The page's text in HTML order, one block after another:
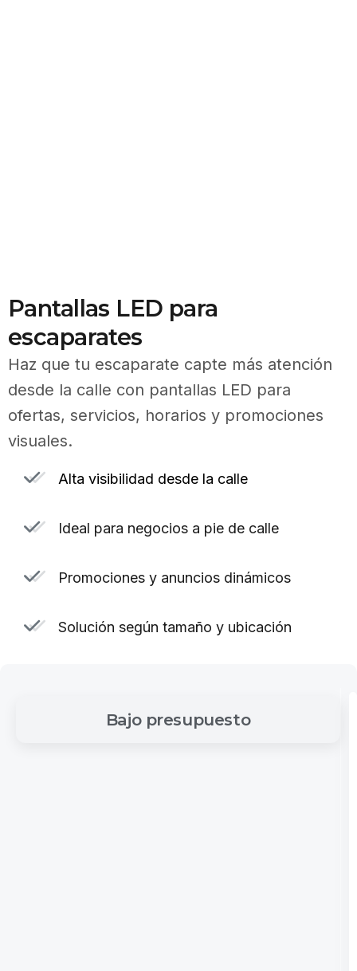
Pantallas LED para
escaparates
Haz que tu escaparate capte más atención
desde la calle con pantallas LED para
ofertas, servicios, horarios y promociones
visuales.
Alta visibilidad desde la calle
Ideal para negocios a pie de calle
Promociones y anuncios dinámicos
Solución según tamaño y ubicación
Bajo presupuesto